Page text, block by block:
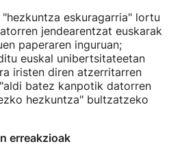
eskuragarria" lortu
jendearentzat euskarak
paperaren inguruan;
euskal unibertsitateetan
iristen diren atzerritarren
batez kanpotik datorren
hezkuntza" bultzatzeko
erreakzioak